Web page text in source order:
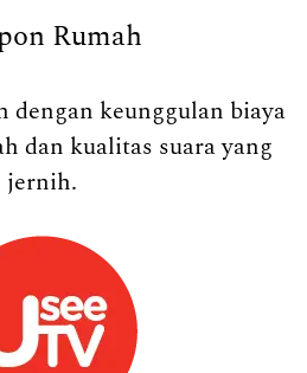
Rumah
dengan keunggulan biaya
dan kualitas suara yang
jernih.